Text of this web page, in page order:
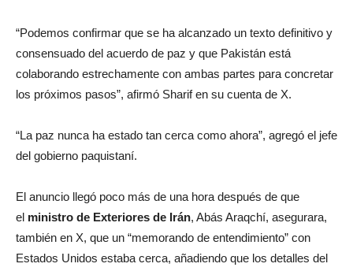
“Podemos confirmar que se ha alcanzado un texto definitivo y
consensuado del acuerdo de paz y que Pakistán está
colaborando estrechamente con ambas partes para concretar
los próximos pasos”, afirmó Sharif en su cuenta de X.
“La paz nunca ha estado tan cerca como ahora”, agregó el jefe
del gobierno paquistaní.
El anuncio llegó poco más de una hora después de que
el ministro de Exteriores de Irán, Abás Araqchí, asegurara,
también en X, que un “memorando de entendimiento” con
Estados Unidos estaba cerca, añadiendo que los detalles del